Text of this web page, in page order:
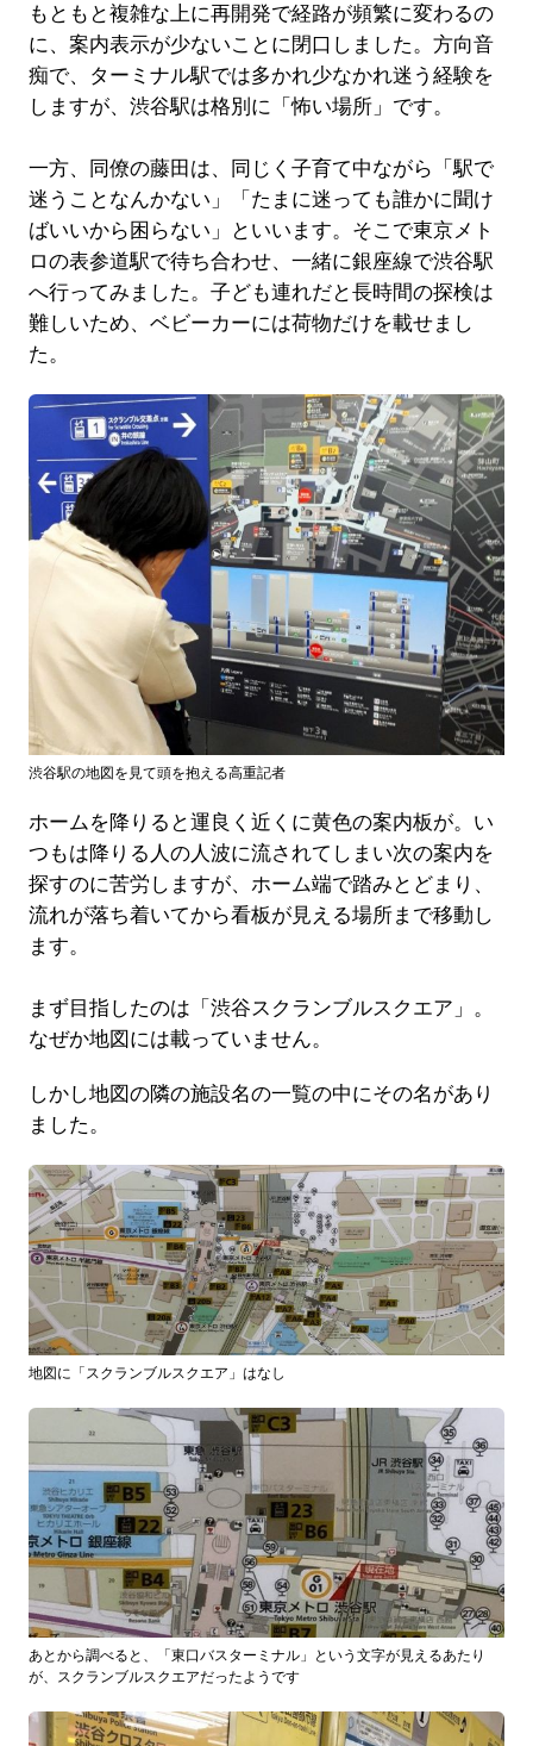
もともと複雑な上に再開発で経路が頻繁に変わるの
に、案内表示が少ないことに閉口しました。方向音
痴で、ターミナル駅では多かれ少なかれ迷う経験を
しますが、渋谷駅は格別に「怖い場所」です。
一方、同僚の藤田は、同じく子育て中ながら「駅で
迷うことなんかない」「たまに迷っても誰かに聞け
ばいいから困らない」といいます。そこで東京メト
ロの表参道駅で待ち合わせ、一緒に銀座線で渋谷駅
へ行ってみました。子ども連れだと長時間の探検は
難しいため、ベビーカーには荷物だけを載せまし
た。
渋谷駅の地図を見て頭を抱える高重記者
ホームを降りると運良く近くに黄色の案内板が。い
つもは降りる人の人波に流されてしまい次の案内を
探すのに苦労しますが、ホーム端で踏みとどまり、
流れが落ち着いてから看板が見える場所まで移動し
ます。
まず目指したのは「渋谷スクランブルスクエア」。
なぜか地図には載っていません。
しかし地図の隣の施設名の一覧の中にその名があり
ました。
地図に「スクランブルスクエア」はなし
あとから調べると、「東口バスターミナル」という文字が見えるあたり
が、スクランブルスクエアだったようです